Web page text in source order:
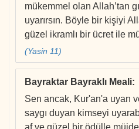
mükemmel olan Allah’tan
uyarırsın. Böyle bir kişiyi
güzel ikramlı bir ücret ile
(Yasin 11)
Bayraktar Bayraklı Meali:
Sen ancak, Kur'an'a uyan
saygı duyan kimseyi